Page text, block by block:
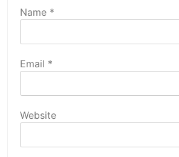
Name *
Email *
Website